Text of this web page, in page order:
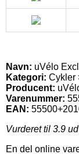
Navn: uVélo
Kategori: Cykler
Producent:
Varenummer:
EAN:
Vurderet til 3.9
En del online